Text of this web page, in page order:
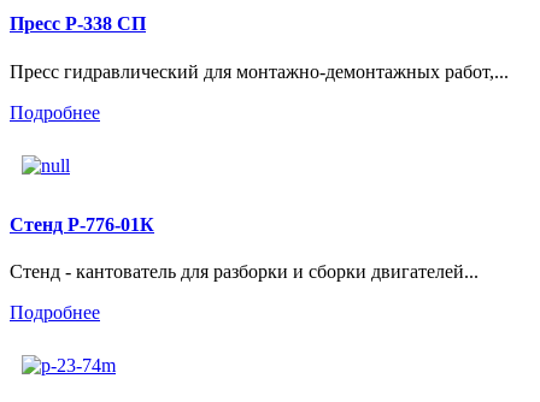
Пресc Р-338 СП
Пресc гидравлический для монтажно-демонтажных работ,...
Подробнее
Стенд Р-776-01К
Стенд - кантователь для разборки и сборки двигателей...
Подробнее